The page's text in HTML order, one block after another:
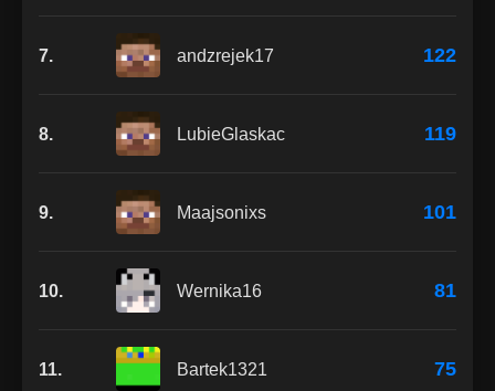
7. andzrejek17 122
8. LubieGlaskac 119
9. Maajsonixs 101
10. Wernika16 81
11. Bartek1321 75